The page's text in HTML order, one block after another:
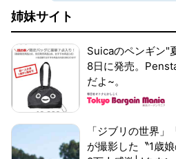
姉妹サイト
Suicaのペンギン"
8日に発売。
だよ~。
「ジブリの世界
が撮影した〝1歳